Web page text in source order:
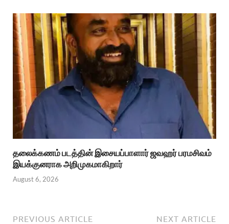
தலைக்கணம் படத்தின் இசையப்பாளார் ஜவஹர் பரமசிவம்
இயக்குனராக அறிமுகமாகிறார்
August 6, 2026
PREVIOUS ARTICLE NEXT ARTICLE